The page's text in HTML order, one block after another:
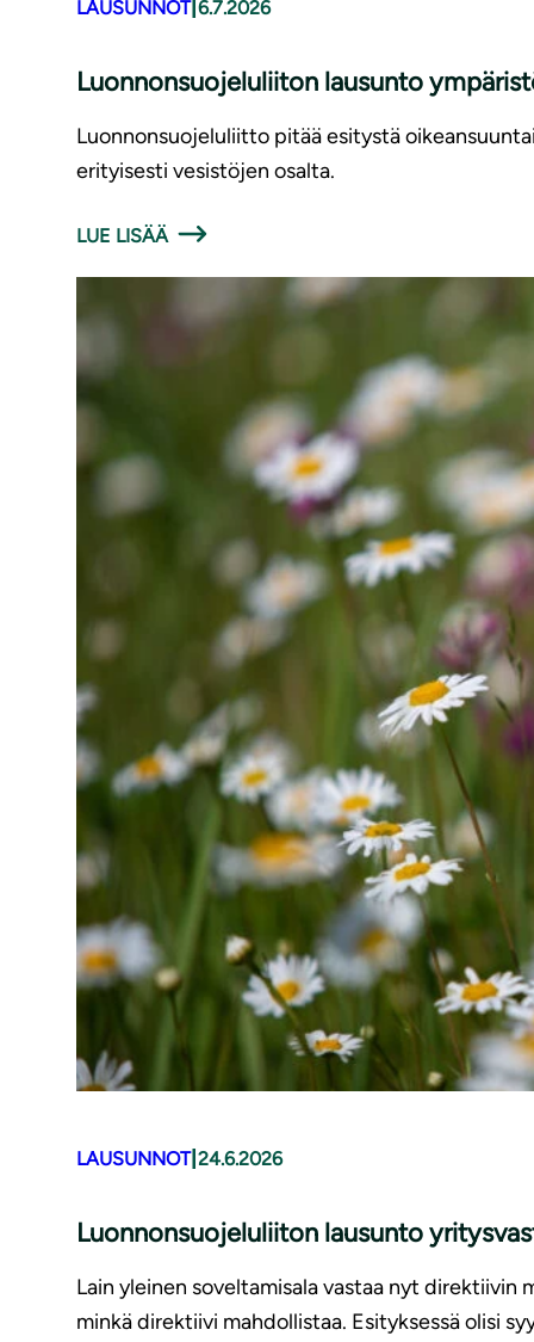
LAUSUNNOT| 6.7.2026
Luonnonsuojeluliiton lausunto
Luonnonsuojeluliitto pitää esitystä
erityisesti vesistöjen osalta.
LUE LISÄÄ
LAUSUNNOT| 24.6.2026
Luonnonsuojeluliiton lausunto
Lain yleinen soveltamisala vastaa nyt direktiivin
minkä direktiivi mahdollistaa. Esityksessä olisi